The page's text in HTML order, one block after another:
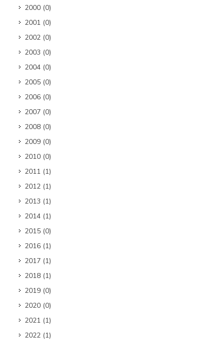
2000 (0)
2001 (0)
2002 (0)
2003 (0)
2004 (0)
2005 (0)
2006 (0)
2007 (0)
2008 (0)
2009 (0)
2010 (0)
2011 (1)
2012 (1)
2013 (1)
2014 (1)
2015 (0)
2016 (1)
2017 (1)
2018 (1)
2019 (0)
2020 (0)
2021 (1)
2022 (1)